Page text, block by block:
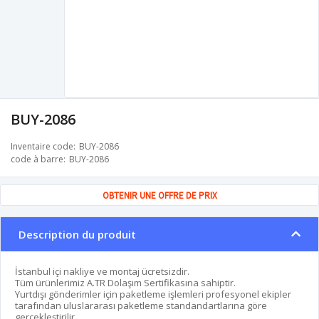
BUY-2086
Inventaire code BUY-2086
code à barre BUY-2086
OBTENIR UNE OFFRE DE PRIX
Description du produit
İstanbul içi nakliye ve montaj ücretsizdir.
Tüm ürünlerimiz A.TR Dolaşım Sertifikasına sahiptir.
Yurtdışı gönderimler için paketleme işlemleri profesyonel ekipler
tarafından uluslararası paketleme standandartlarına göre